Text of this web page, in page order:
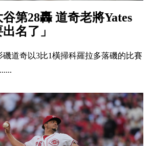
第28轟 道奇老將Yates
名了」
磯道奇以3比1橫掃科羅拉多落磯的比賽